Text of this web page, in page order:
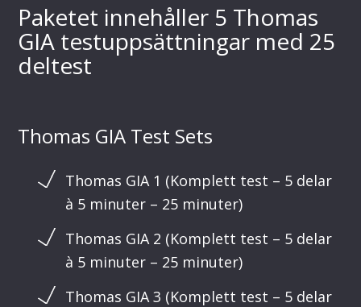
Paketet innehåller 5 Thomas
GIA testuppsättningar med 25
deltest
Thomas GIA Test Sets
Thomas GIA 1 (Komplett test – 5 delar
à 5 minuter – 25 minuter)
Thomas GIA 2 (Komplett test – 5 delar
à 5 minuter – 25 minuter)
Thomas GIA 3 (Komplett test – 5 delar